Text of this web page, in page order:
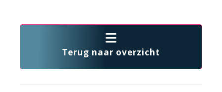
Terug naar overzicht